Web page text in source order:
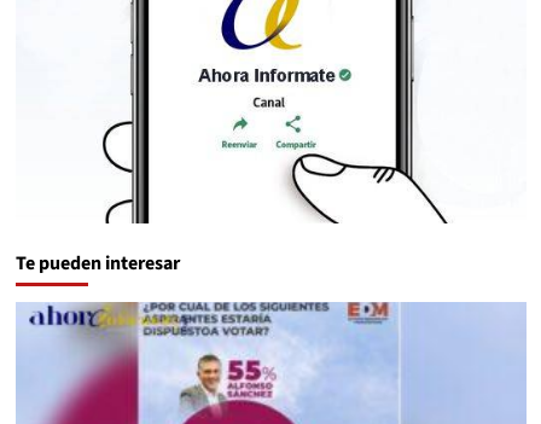
Te pueden interesar